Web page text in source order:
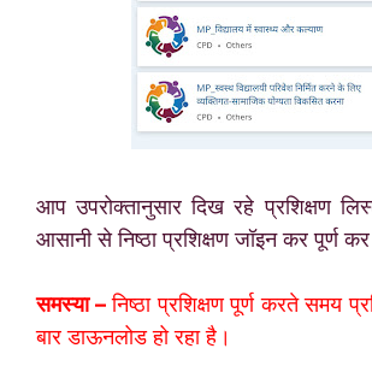
आप उपरोक्तानुसार दिख रहे प्रशिक्षण
आसानी से निष्ठा प्रशिक्षण जॉइन कर पूर्ण
समस्या –निष्ठा प्रशिक्षण पूर्ण करते समय
बार डाऊनलोड हो रहा है।